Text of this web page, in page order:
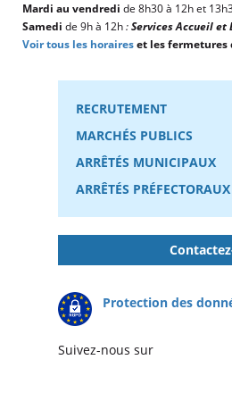
Mardi au vendredi de 8h30 à 12h et
Samedi de 9h à 12h:Services Accueil
Voir tous les horaireset les fermetures
RECRUTEMENT
MARCHÉS PUBLICS
ARRÊTÉS MUNICIPAUX
ARRÊTÉS PRÉFECTORAUX
Protection des
Suivez-nous sur